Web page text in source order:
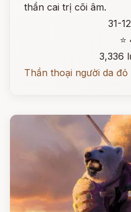
thần cai trị cõi âm.
31-
⭐
3,336
Thần thoại người da